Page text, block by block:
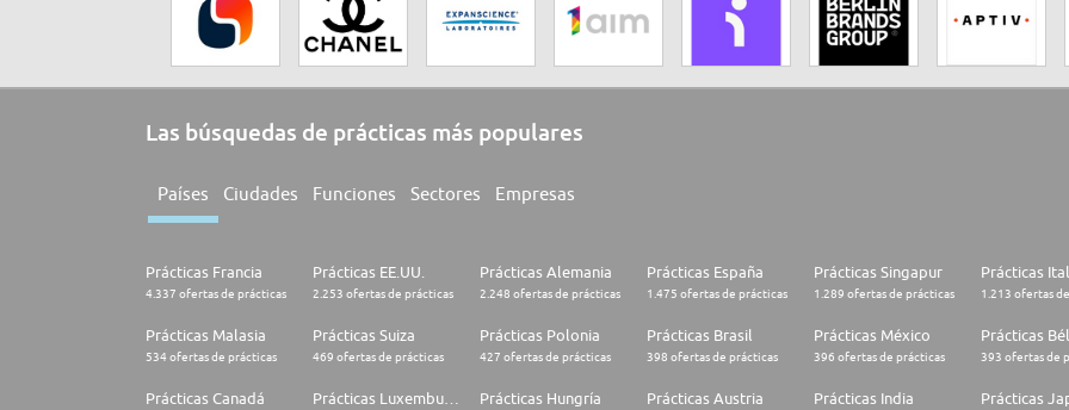
Las búsquedas de prácticas más populares
Países Ciudades Funciones Sectores Empresas
Prácticas Francia
4.337 ofertas de prácticas
Prácticas EE.UU.
2.253 ofertas de prácticas
Prácticas Alemania
2.248 ofertas de prácticas
Prácticas España
1.475 ofertas de prácticas
Prácticas Singapur
1.289 ofertas de prácticas
Prácticas
1.213 ofertas
Prácticas Malasia
534 ofertas de prácticas
Prácticas Suiza
469 ofertas de prácticas
Prácticas Polonia
427 ofertas de prácticas
Prácticas Brasil
398 ofertas de prácticas
Prácticas México
396 ofertas de prácticas
Prácticas
393 ofertas de
Prácticas Canadá Prácticas Hungría Prácticas Austria Prácticas India Prácticas